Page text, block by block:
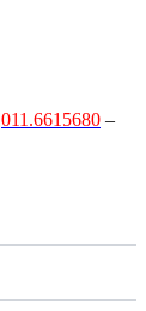
011.6615680 –